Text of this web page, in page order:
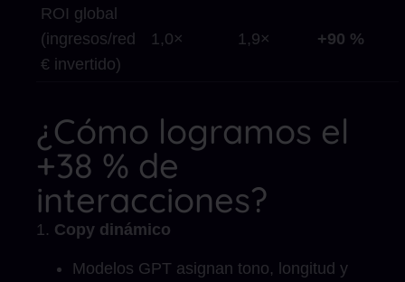
ROI global
(ingresos/red
€ invertido)
1,0× 1,9× +90 %
¿Cómo logramos el
+38 % de
interacciones?
Copy dinámico
Modelos GPT asignan tono, longitud y